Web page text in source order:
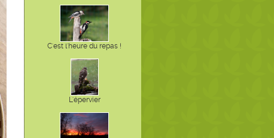
C'est l'heure du repas !
L'épervier